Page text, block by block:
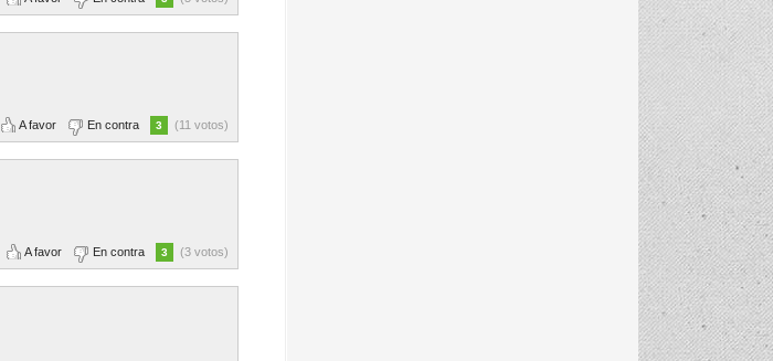
A favor En contra 3 (11 votos)
A favor En contra 3 (3 votos)